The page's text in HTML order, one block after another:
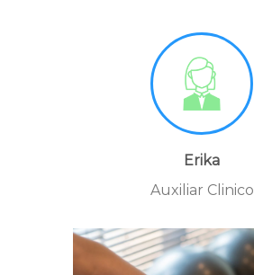
Erika
Auxiliar Clinico